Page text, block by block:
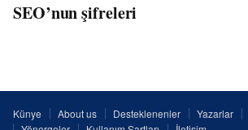
SEO’nun şifreleri
Künye About us Desteklenenler Yazarlar